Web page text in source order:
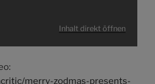
Inhalt direkt öffnen
merry-zodmas-presents-